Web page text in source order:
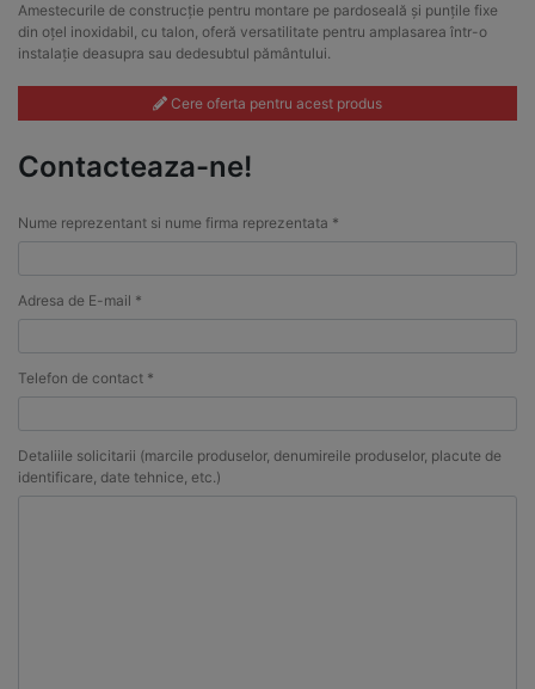
Amestecurile de construcție pentru montare pe pardoseală și punțile fixe
din oțel inoxidabil, cu talon, oferă versatilitate pentru amplasarea într-o
instalație deasupra sau dedesubtul pământului.
Cere oferta pentru acest produs
Contacteaza-ne!
Nume reprezentant si nume firma reprezentata *
Adresa de E-mail *
Telefon de contact *
Detaliile solicitarii (marcile produselor, denumireile produselor, placute de
identificare, date tehnice, etc.)